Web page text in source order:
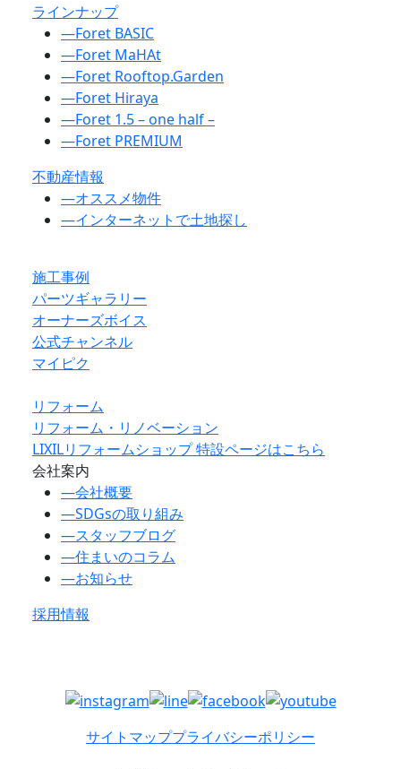
ラインナップ
―Foret BASIC
―Foret MaHAt
―Foret Rooftop.Garden
―Foret Hiraya
―Foret 1.5 – one half –
―Foret PREMIUM
不動産情報
―オススメ物件
―インターネットで土地探し
施工事例
パーツギャラリー
オーナーズボイス
公式チャンネル
マイピク
リフォーム
リフォーム・リノベーション
LIXILリフォームショップ 特設ページはこちら
会社案内
―会社概要
―SDGsの取り組み
―スタッフブログ
―住まいのコラム
―お知らせ
採用情報
サイトマッププライバシーポリシー